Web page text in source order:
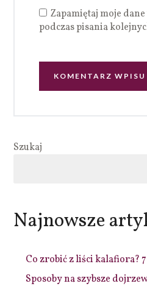
Zapamiętaj moje
podczas pisania
Szukaj
Najnowsze
Co zrobić z liści kalafiora?
Sposoby na szybsze